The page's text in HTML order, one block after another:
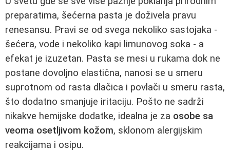
preparatima, šećerna pasta je doživela pravu
renesansu. Pravi se od svega nekoliko sastojaka -
šećera, vode i nekoliko kapi limunovog soka - a
efekat je izuzetan. Pasta se mesi u rukama dok ne
postane dovoljno elastična, nanosi se u smeru
suprotnom od rasta dlačica i povlači u smeru rasta,
što dodatno smanjuje iritaciju. Pošto ne sadrži
nikakve hemijske dodatke, idealna je za osobe sa
veoma osetljivom kožom, sklonom alergijskim
reakcijama i osipu.